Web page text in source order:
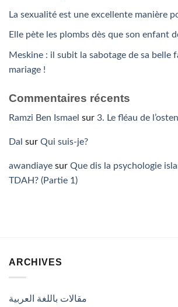
La sexualité est une excellente manière
Elle pète les plombs dès que son enfant
Meskine : il subit la sabotage de sa belle
mariage !
Commentaires récents
Ramzi Ben Ismael sur 3. Le fléau de
Dal sur Qui suis-je?
awandiaye sur Que dis la psychologie
TDAH? (Partie 1)
ARCHIVES
مقالات باللغة العربية